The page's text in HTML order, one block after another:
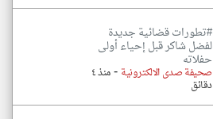
#تطورات قضائية جديدة
لفضل شاكر قبل إحياء أولى
حفلاته
صحيفة صدى الالكترونية - منذ ٤
دقائق